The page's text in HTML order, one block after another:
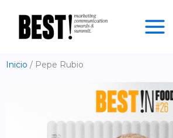
contenido
Inicio Pepe Rubio